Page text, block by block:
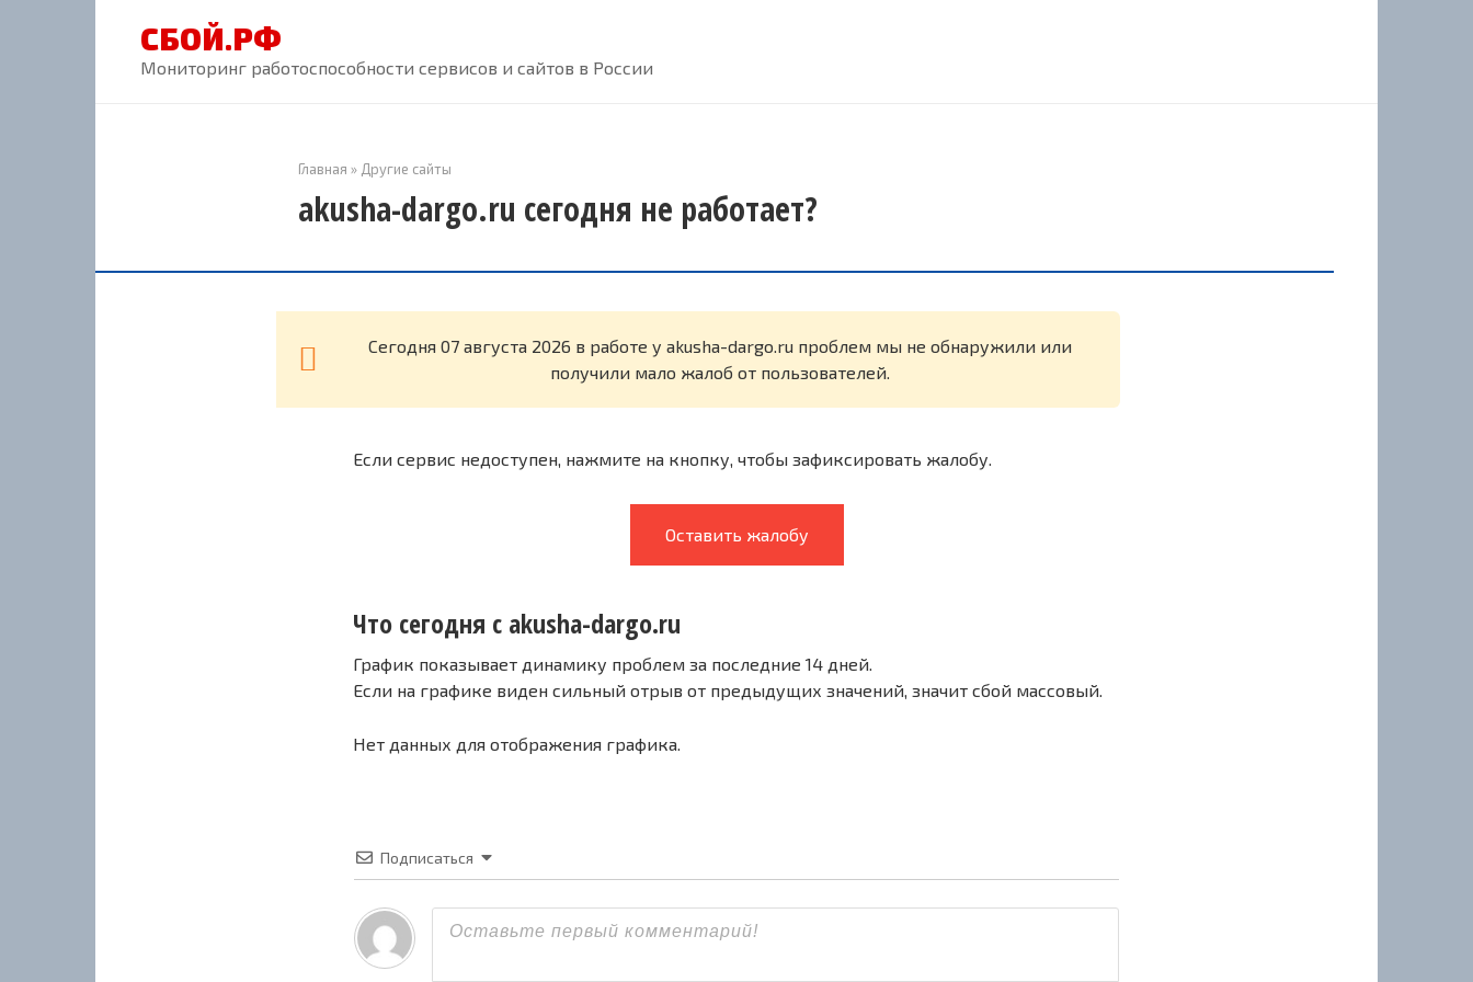
СБОЙ.РФ
Мониторинг работоспособности сервисов и сайтов в России
Главная » Другие сайты
akusha-dargo.ru сегодня не работает?
Cегодня 07 августа 2026 в работе у akusha-dargo.ru проблем мы не обнаружили или
получили мало жалоб от пользователей.
Если сервис недоступен, нажмите на кнопку, чтобы зафиксировать жалобу.
Оставить жалобу
Что сегодня с akusha-dargo.ru
График показывает динамику проблем за последние 14 дней.
Если на графике виден сильный отрыв от предыдущих значений, значит сбой массовый.
Нет данных для отображения графика.
Подписаться